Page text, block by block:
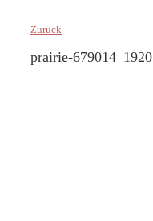
Zurück
prairie-679014_1920